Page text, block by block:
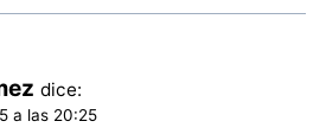
dice:
a las 20:25